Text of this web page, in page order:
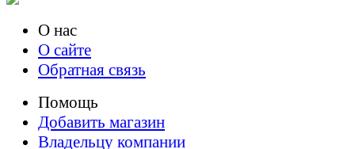
О нас
О сайте
Обратная связь
Помощь
Добавить магазин
Владельцу компании